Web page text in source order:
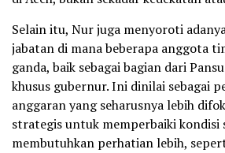
Selain itu, Nur juga menyoroti
jabatan di mana beberapa anggota
ganda, baik sebagai bagian dari
khusus gubernur. Ini dinilai sebagai
anggaran yang seharusnya lebih
strategis untuk memperbaiki kondisi
membutuhkan perhatian lebih,